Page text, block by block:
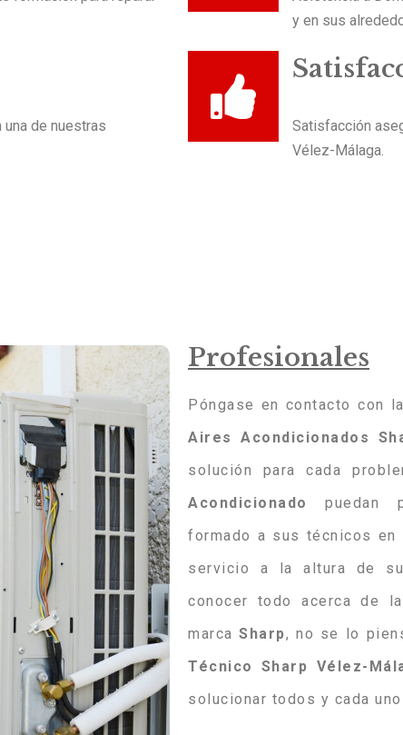
y en sus
de nuestras
Satisfacción
Vélez-Málaga.
Profesionales
Póngase en contacto con
Aires
Acondicionados
solución para cada
Acondicionado
puedan
formado a sus técnicos en
servicio a la altura de
conocer todo acerca de
marcaSharp, no se lo
Técnico Sharp Vélez-
solucionar todos y cada